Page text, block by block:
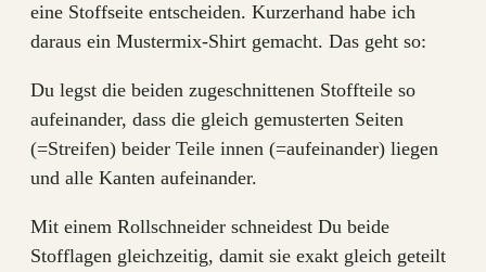
eine Stoffseite entscheiden. Kurzerhand habe ich
daraus ein Mustermix-Shirt gemacht. Das geht so:
Du legst die beiden zugeschnittenen Stoffteile so
aufeinander, dass die gleich gemusterten Seiten
(=Streifen) beider Teile innen (=aufeinander) liegen
und alle Kanten aufeinander.
Mit einem Rollschneider schneidest Du beide
Stofflagen gleichzeitig, damit sie exakt gleich geteilt